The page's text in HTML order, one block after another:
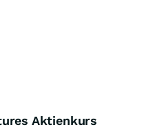
Aktienkurs